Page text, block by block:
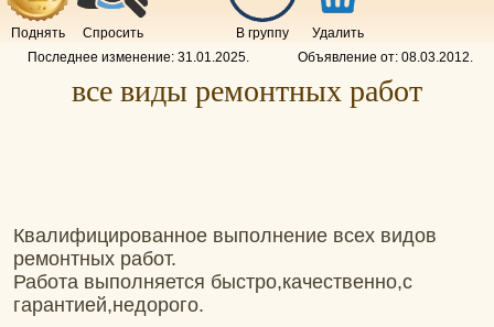
Поднять Спросить В группу
Удалить
Последнее изменение: 31.01.2025. Объявление от: 08.03.2012.
все виды ремонтных работ
Квалифицированное выполнение всех видов
ремонтных работ.
Работа выполняется быстро,качественно,с
гарантией,недорого.